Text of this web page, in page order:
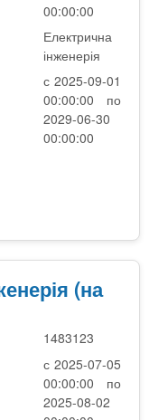
00:00:00
Електрична
інженерія
с 2025-09-01
00:00:00 по
2029-06-30
00:00:00
(на
1483123
с 2025-07-05
00:00:00 по
2025-08-02